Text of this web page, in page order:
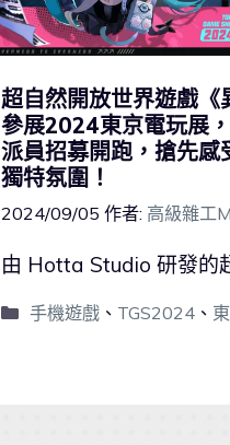
超自然開放世界遊戲《
參展2024東京電玩展
派員招募開跑，搶先感
獨特氛圍！
2024/09/05 作者: 高級雜工
由 Hotta Studio 研發的
手機遊戲、 TGS2024、